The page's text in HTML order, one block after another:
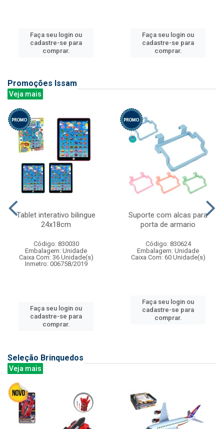
Faça seu login ou
cadastre-se para
comprar.
Faça seu login ou
cadastre-se para
comprar.
Promoções Issam
Veja mais
Tablet interativo bilingue
24x18cm
Código: 830030
Embalagem: Unidade
Caixa Com: 36 Unidade(s)
Inmetro: 006758/2019
Faça seu login ou
cadastre-se para
comprar.
Suporte com alcas para
porta de armario
Código: 830624
Embalagem: Unidade
Caixa Com: 60 Unidade(s)
Faça seu login ou
cadastre-se para
comprar.
Seleção Brinquedos
Veja mais